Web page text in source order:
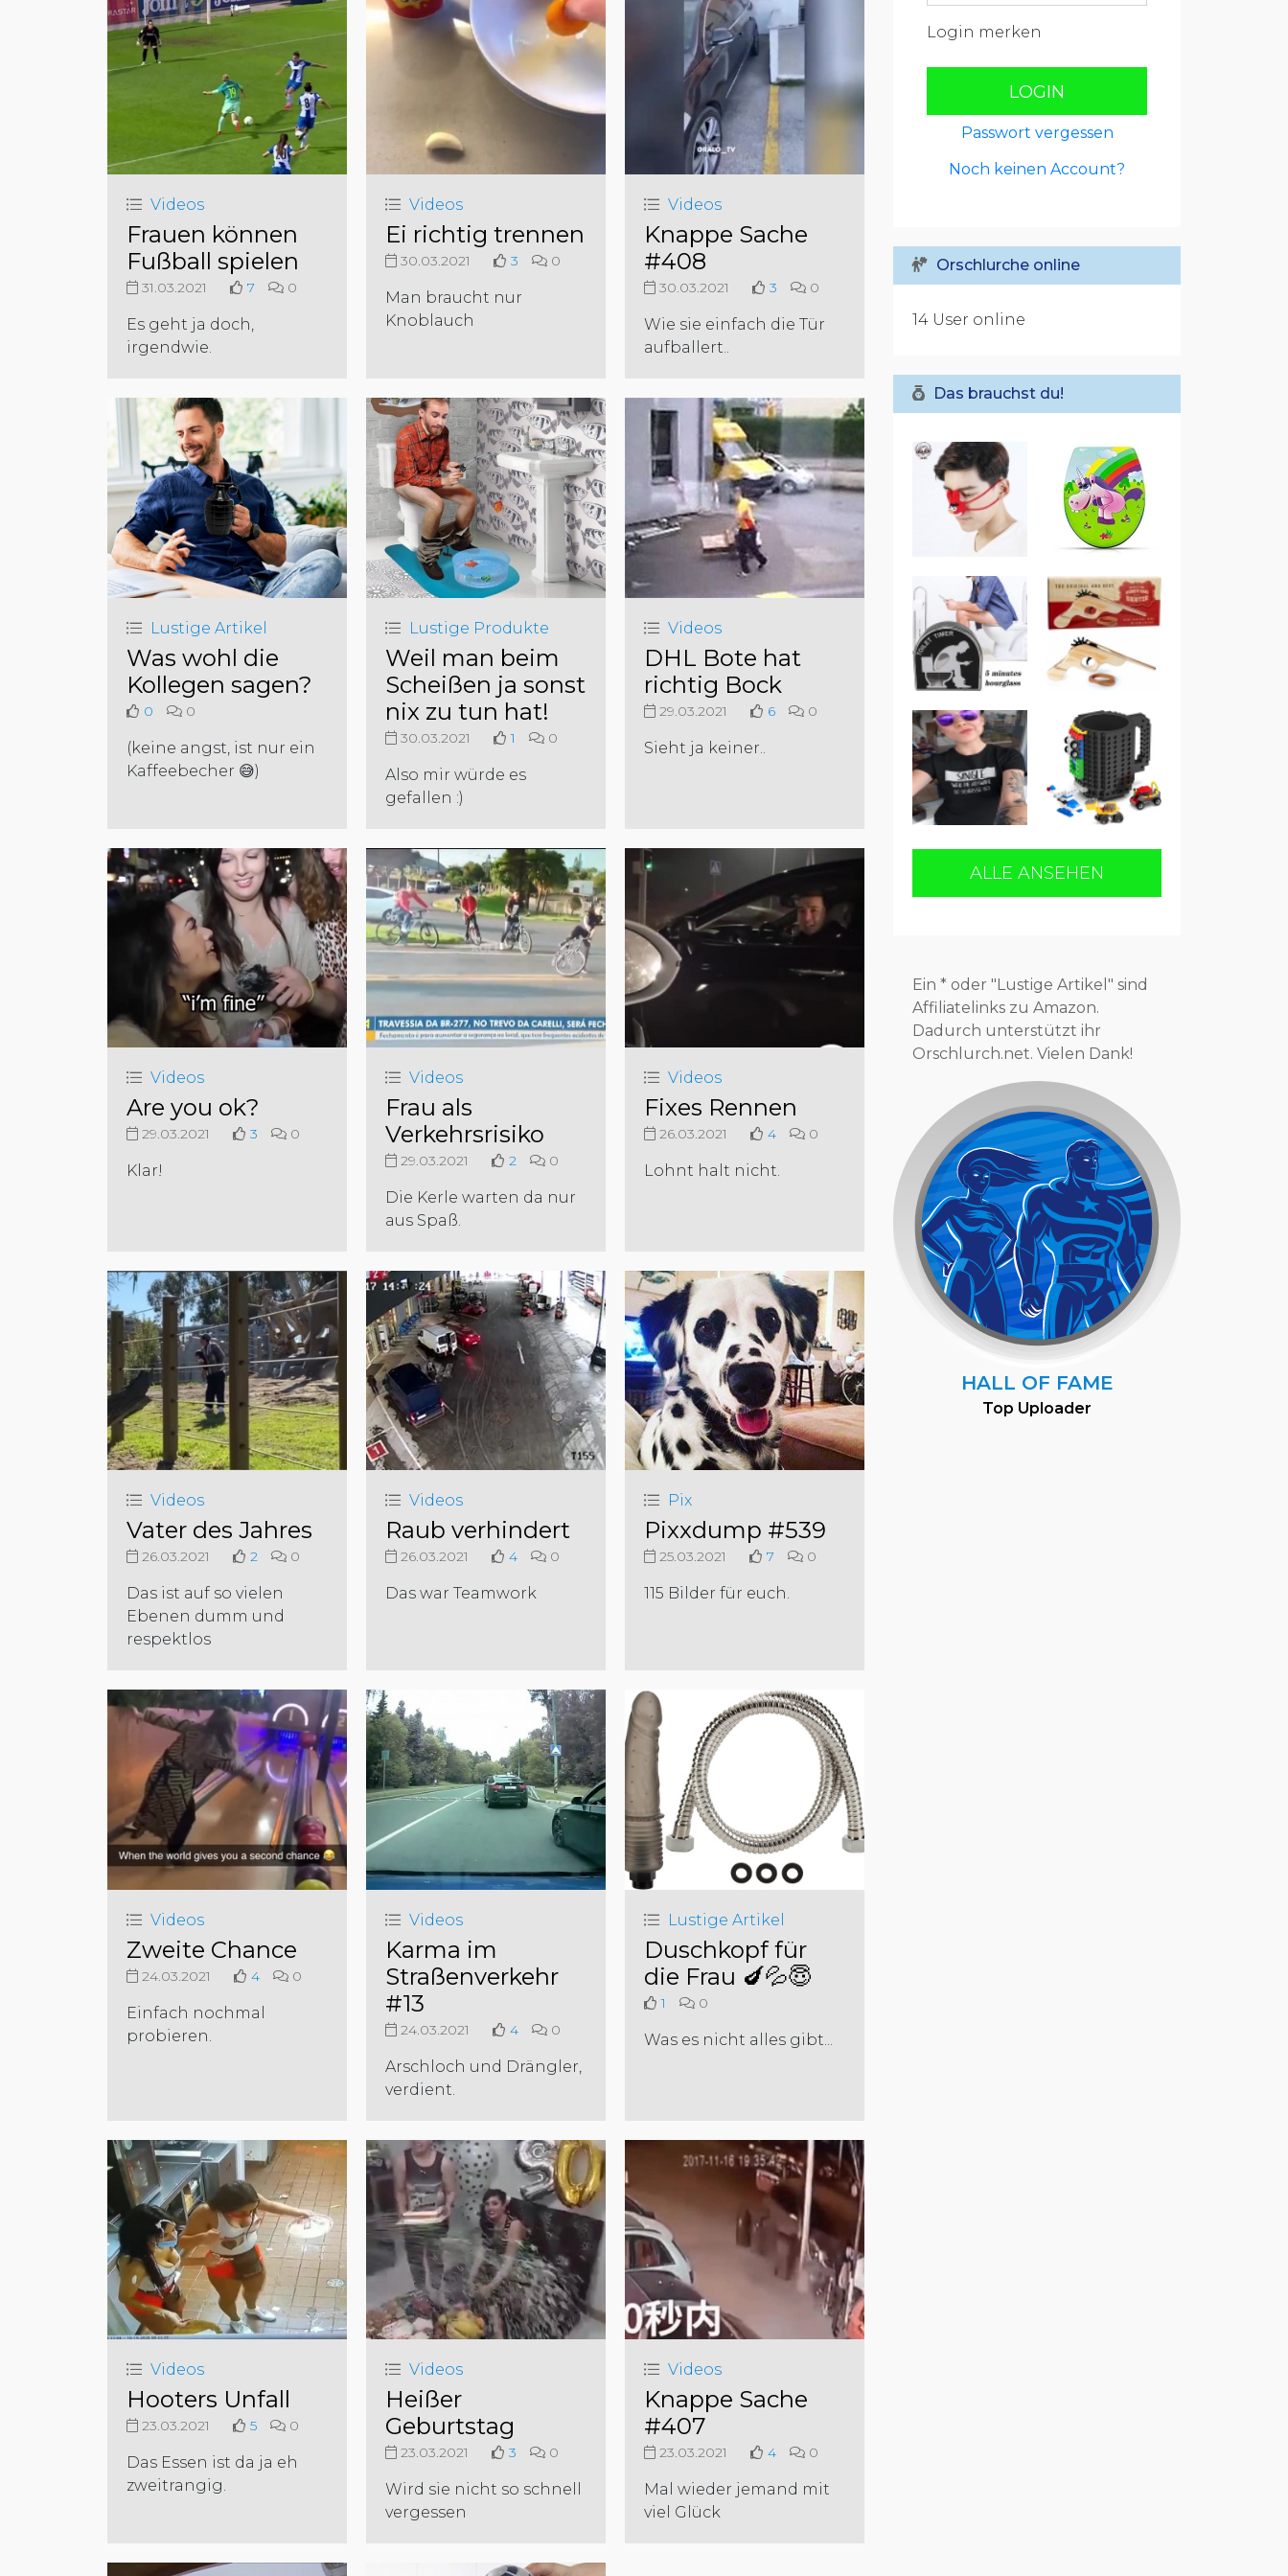
Videos
Frauen können
Fußball spielen
31.03.2021 7 0
Es geht ja doch,
irgendwie.
Videos
Ei richtig trennen
30.03.2021 3 0
Man braucht nur
Knoblauch
Videos
Knappe Sache
#408
30.03.2021 3 0
Wie sie einfach die Tür
aufballert..
Lustige Artikel
Was wohl die
Kollegen sagen?
0 0
(keine angst, ist nur ein
Kaffeebecher 😅)
Lustige Produkte
Weil man beim
Scheißen ja sonst
nix zu tun hat!
30.03.2021 1 0
Also mir würde es
gefallen :)
Videos
DHL Bote hat
richtig Bock
29.03.2021 6 0
Sieht ja keiner..
Videos
Are you ok?
29.03.2021 3 0
Klar!
Videos
Frau als
Verkehrsrisiko
29.03.2021 2 0
Die Kerle warten da nur
aus Spaß.
Videos
Fixes Rennen
26.03.2021 4 0
Lohnt halt nicht.
Videos
Vater des Jahres
26.03.2021 2 0
Das ist auf so vielen
Ebenen dumm und
respektlos
Videos
Raub verhindert
26.03.2021 4 0
Das war Teamwork
Pix
Pixxdump #539
25.03.2021 7 0
115 Bilder für euch.
Videos
Zweite Chance
24.03.2021 4 0
Einfach nochmal
probieren.
Videos
Karma im
Straßenverkehr
#13
24.03.2021 4 0
Arschloch und Drängler,
verdient.
Lustige Artikel
Duschkopf für
die Frau 🍆💦😇
1 0
Was es nicht alles gibt...
Videos
Hooters Unfall
23.03.2021 5 0
Das Essen ist da ja eh
zweitrangig.
Videos
Heißer
Geburtstag
23.03.2021 3 0
Wird sie nicht so schnell
vergessen
Videos
Knappe Sache
#407
23.03.2021 4 0
Mal wieder jemand mit
viel Glück
Login merken
LOGIN
Passwort vergessen
Noch keinen Account?
Orschlurche online
14 User online
Das brauchst du!
ALLE ANSEHEN
Ein * oder "Lustige Artikel" sind
Affiliatelinks zu Amazon.
Dadurch unterstützt ihr
Orschlurch.net. Vielen Dank!
HALL OF FAME
Top Uploader